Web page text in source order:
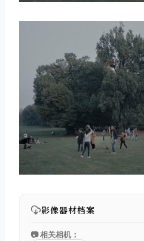
影像器材档案
📷 相关相机：